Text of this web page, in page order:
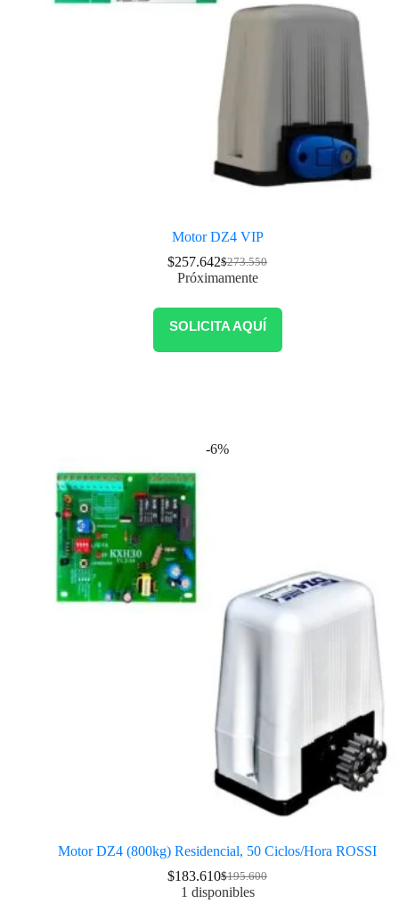
Motor DZ4 VIP
$273.550
$257.642
Próximamente
SOLICITA AQUÍ
-6%
Motor DZ4 (800kg) Residencial, 50 Ciclos/Hora ROSSI
$195.600
$183.610
1 disponibles